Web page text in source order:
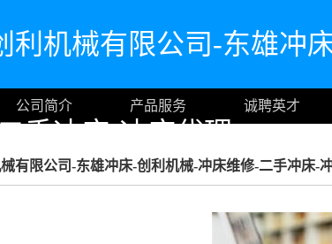
利机械有限公司-东雄冲
手冲床-冲床代理
公司简介 产品服务 诚聘英才
有限公司-东雄冲床-创利机械-冲床维修-二手冲床-